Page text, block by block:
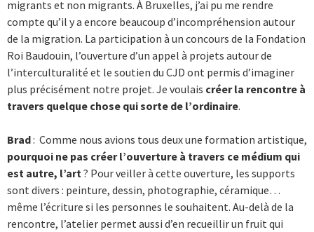
migrants et non migrants. À Bruxelles, j’ai pu me rendre
compte qu’il y a encore beaucoup d’incompréhension autour
de la migration. La participation à un concours de la Fondation
Roi Baudouin, l’ouverture d’un appel à projets autour de
l’interculturalité et le soutien du CJD ont permis d’imaginer
plus précisément notre projet. Je voulais créer la rencontre à
travers quelque chose qui sorte de l’ordinaire.
Brad: Comme nous avions tous deux une formation artistique,
pourquoi ne pas créer l’ouverture à travers ce médium qui
est autre, l’art ? Pour veiller à cette ouverture, les supports
sont divers : peinture, dessin, photographie, céramique…
même l’écriture si les personnes le souhaitent. Au-delà de la
rencontre, l’atelier permet aussi d’en recueillir un fruit qui